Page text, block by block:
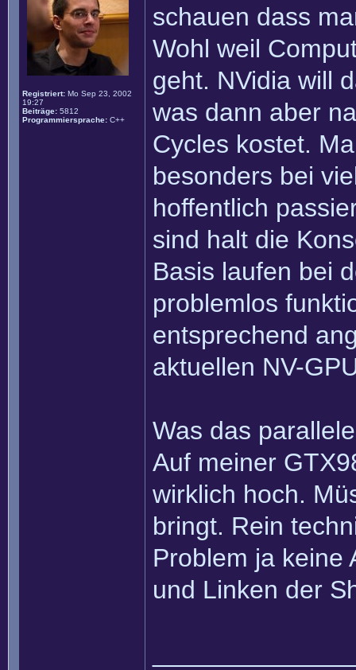
Registriert: Mo Sep 23, 2002
19:27
Beiträge: 5812
Programmiersprache: C++
schauen dass
Wohl weil
geht. NVidia will
was dann aber
Cycles kostet.
besonders bei
hoffentlich
sind halt die
Basis laufen bei
problemlos
entsprechend
aktuellen NV-
Was das
Auf meiner
wirklich hoch.
bringt. Rein
Problem ja keine
und Linken der